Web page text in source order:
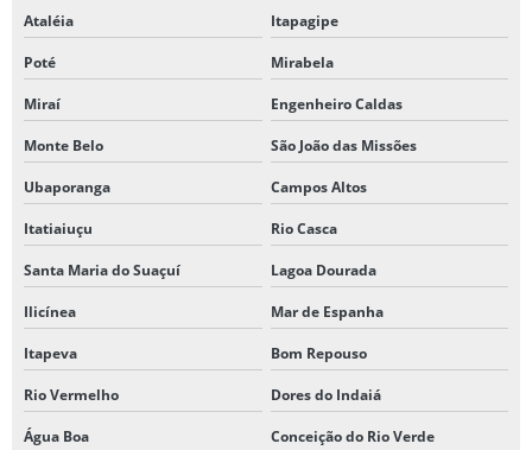
Ataléia Itapagipe
Poté Mirabela
Miraí Engenheiro Caldas
Monte Belo São João das Missões
Ubaporanga Campos Altos
Itatiaiuçu Rio Casca
Santa Maria do Suaçuí Lagoa Dourada
Ilicínea Mar de Espanha
Itapeva Bom Repouso
Rio Vermelho Dores do Indaiá
Água Boa Conceição do Rio Verde